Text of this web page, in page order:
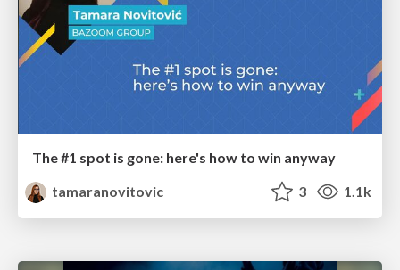
The #1 spot is gone: here's how to win anyway
tamaranovitovic
3 1.1k